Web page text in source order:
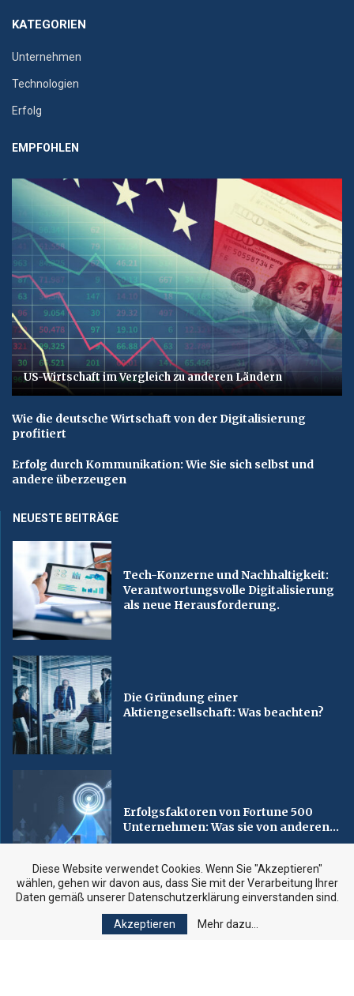
KATEGORIEN
Unternehmen
Technologien
Erfolg
EMPFOHLEN
US-Wirtschaft im Vergleich zu anderen Ländern
Wie die deutsche Wirtschaft von der Digitalisierung
profitiert
Erfolg durch Kommunikation: Wie Sie sich selbst und
andere überzeugen
NEUESTE BEITRÄGE
Tech-Konzerne und Nachhaltigkeit:
Verantwortungsvolle Digitalisierung
als neue Herausforderung.
Die Gründung einer
Aktiengesellschaft: Was beachten?
Erfolgsfaktoren von Fortune 500
Unternehmen: Was sie von anderen...
Copyright 2023, euwirtschaft.com. All rights reserved.
Diese Website verwendet Cookies. Wenn Sie "Akzeptieren"
wählen, gehen wir davon aus, dass Sie mit der Verarbeitung Ihrer
Daten gemäß unserer Datenschutzerklärung einverstanden sind.
Akzeptieren Mehr dazu...